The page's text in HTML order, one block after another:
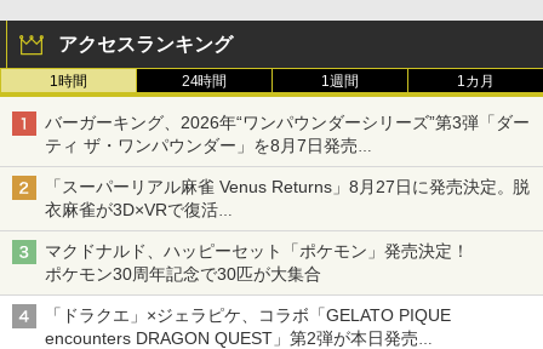
アクセスランキング
1時間 24時間 1週間 1カ月
バーガーキング、2026年“ワンパウンダーシリーズ”第3弾「ダー
ティ ザ・ワンパウンダー」を8月7日発売
「特製ガーリックマヨソース」を使用した超大型チーズバーガー
「スーパーリアル麻雀 Venus Returns」8月27日に発売決定。脱
衣麻雀が3D×VRで復活
発売から2週間は20%オフになるセールが実施
マクドナルド、ハッピーセット「ポケモン」発売決定！
ポケモン30周年記念で30匹が大集合
「ドラクエ」×ジェラピケ、コラボ「GELATO PIQUE
encounters DRAGON QUEST」第2弾が本日発売